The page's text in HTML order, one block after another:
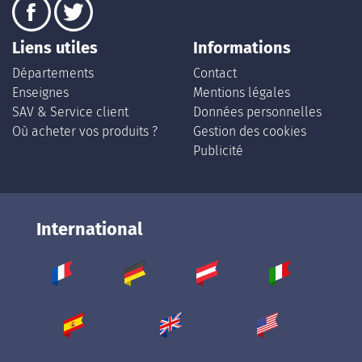
Liens utiles
Départements
Enseignes
SAV & Service client
Où acheter vos produits ?
Informations
Contact
Mentions légales
Données personnelles
Gestion des cookies
Publicité
International